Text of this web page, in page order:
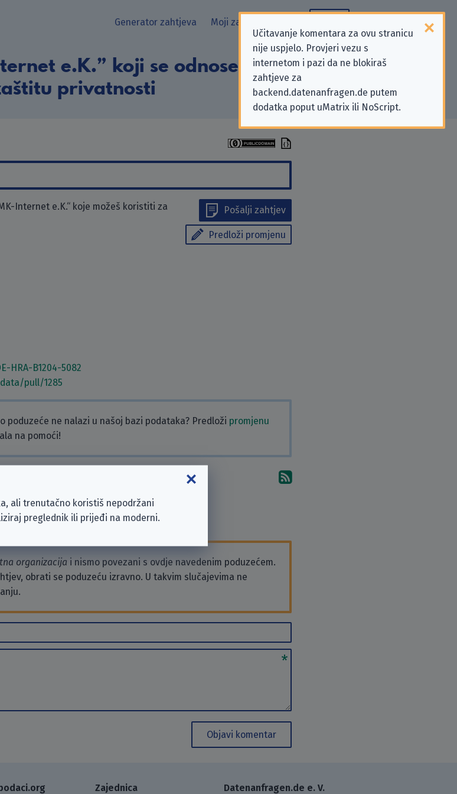
Učitavanje komentara za ovu stranicu
nije uspjelo. Provjeri vezu s
internetom i pazi da ne blokiraš
zahtjeve za
backend.datenanfragen.de putem
dodatka poput uMatrix ili NoScript.
Generator zahtjeva Moji zahtjevi
e.K.” koji se odnose na zahtjeve
privatnosti
Pošalji zahtjev
Predloži promjenu
Internet e.K.“ koje možeš koristiti za
HRA-B1204-5082
pull/1285
poduzeće ne nalazi u našoj bazi podataka? Predloži promjenu
na pomoći!
Pretplati se na komentare
komentar!
organizacija i nismo povezani s ovdje navedenim poduzećem.
obrati se poduzeću izravno. U takvim slučajevima ne
Objavi komentar
Zajednica Datenanfragen.de e. V.
ali trenutačno koristiš nepodržani
preglednik ili prijeđi na moderni.